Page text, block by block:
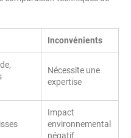
Inconvénients
Nécessite une
expertise
Impact
environnemental
négatif